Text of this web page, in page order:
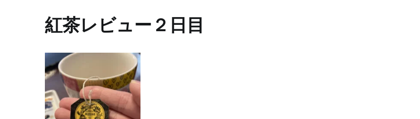
紅茶レビュー２日目